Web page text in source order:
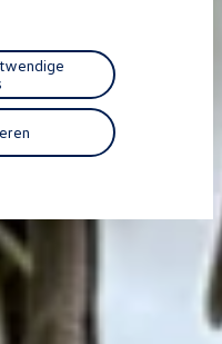
finden
und Shop
verbinden